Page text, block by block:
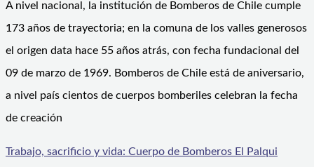
A nivel nacional, la institución de Bomberos de Chile cumple
173 años de trayectoria; en la comuna de los valles generosos
el origen data hace 55 años atrás, con fecha fundacional del
09 de marzo de 1969. Bomberos de Chile está de aniversario,
a nivel país cientos de cuerpos bomberiles celebran la fecha
de creación
Trabajo, sacrificio y vida: Cuerpo de Bomberos El Palqui